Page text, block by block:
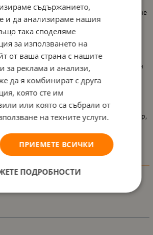
от 30 ml, удобна за носене и използване
леко напръскване върху тялото (без
няколко пъти дневно;
тестван продукт, специално разработен
за ежедневна употреба;
над 3 години.
Friendsе чудесен избор за малки
– нежна, свежа и с нотка детски чар,
по-вълшебен.
съдържанието,
и да анализираме нашия
така споделяме
за използването на
от ваша страна с нашите
за реклама и анализи,
да я комбинират с друга
която сте им
или която са събрали от
на техните услуги.
ПРИЕМЕТЕ ВСИЧКИ
ПОДРОБНОСТИ